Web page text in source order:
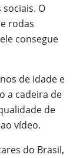
O
rodas
consegue
de idade e
a cadeira de
de
vídeo.
do Brasil,